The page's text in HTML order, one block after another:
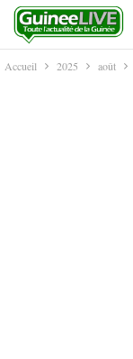
Accueil 2025 août